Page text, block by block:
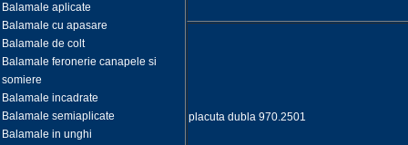
Balamale aplicate
Balamale cu apasare
Balamale de colt
Balamale feronerie canapele si
somiere
Balamale incadrate
Balamale semiaplicate
Balamale in unghi
placuta dubla 970.2501